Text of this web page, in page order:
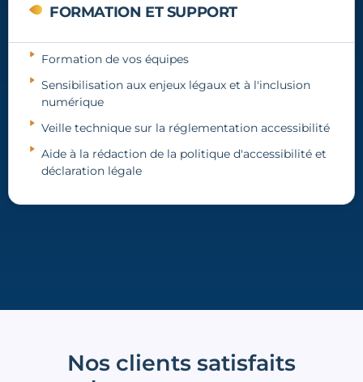
FORMATION ET SUPPORT
Formation de vos équipes
Sensibilisation aux enjeux légaux et à l'inclusion
numérique
Veille technique sur la réglementation accessibilité
Aide à la rédaction de la politique d'accessibilité et
déclaration légale
Nos clients satisfaits